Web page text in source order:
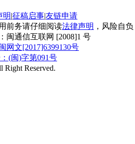
明|征稿启事|友链申请
前务请仔细阅读法律声明 ，风险自负
通信互联网 [2008]1 号
网文[2017]6399130号
(闽)字第091号
Reserved.